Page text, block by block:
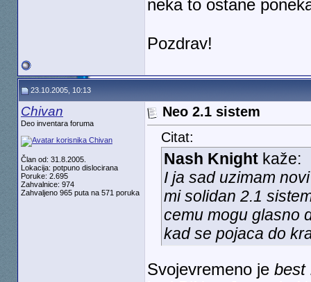
neka to ostane
Pozdrav!
23.10.2005, 10:13
Chivan
Deo inventara foruma
Član od: 31.8.2005.
Lokacija: potpuno dislocirana
Poruke: 2.695
Zahvalnice: 974
Zahvaljeno 965 puta na 571 poruka
Neo 2.1 sistem
Citat:
Nash Knightkaže:
I ja sad uzimam
mi solidan 2.1
cemu mogu glasno
kad se pojaca do
Svojevremeno je